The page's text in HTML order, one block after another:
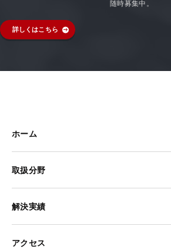
随時募集中。
詳しくはこちら
ホーム
取扱分野
解決実績
アクセス